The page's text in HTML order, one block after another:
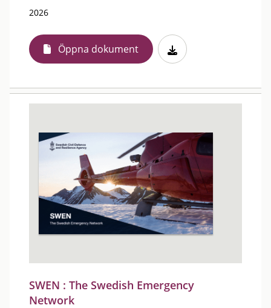
2026
Öppna dokument
SWEN : The Swedish Emergency
Network